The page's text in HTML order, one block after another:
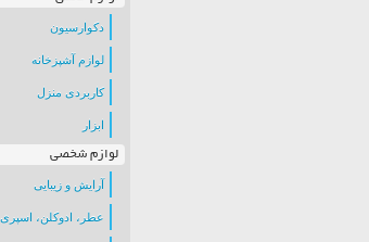
دکوارسیون
لوازم آشپزخانه
کاربردی منزل
ابزار
لوازم شخصی
آرایش و زیبایی
عطر، ادوکلن، اسپری